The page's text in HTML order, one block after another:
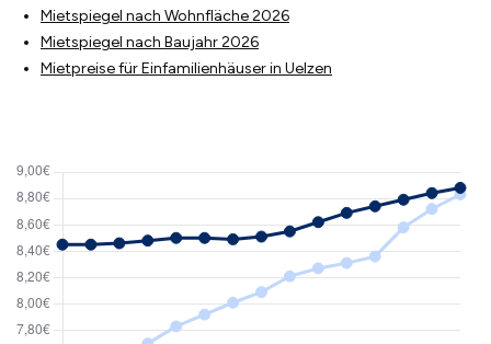
Mietspiegel nach Wohnfläche 2026
Mietspiegel nach Baujahr 2026
Mietpreise für Einfamilienhäuser in Uelzen